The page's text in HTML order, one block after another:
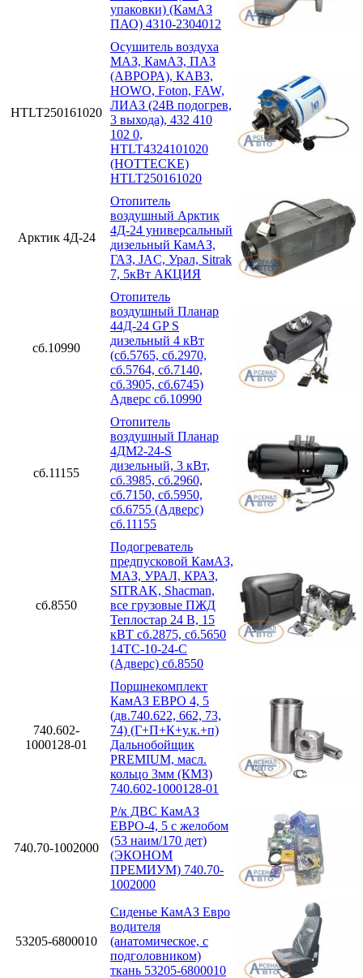
упаковки) (КамАЗ
ПАО) 4310-2304012
HTLT250161020
Осушитель воздуха
МАЗ, КамАЗ, ПАЗ
(АВРОРА), КАВЗ,
HOWO, Foton, FAW,
ЛИАЗ (24В подогрев,
3 выхода), 432 410
102 0,
HTLT4324101020
(HOTTECKE)
HTLT250161020
Арктик 4Д-24
Отопитель
воздушный Арктик
4Д-24 универсальный
дизельный КамАЗ,
ГАЗ, JAC, Урал, Sitrak
7, 5кВт АКЦИЯ
сб.10990
Отопитель
воздушный Планар
44Д-24 GP S
дизельный 4 кВт
(сб.5765, сб.2970,
сб.5764, сб.7140,
сб.3905, сб.6745)
Адверс сб.10990
сб.11155
Отопитель
воздушный Планар
4ДМ2-24-S
дизельный, 3 кВт,
сб.3985, сб.2960,
сб.7150, сб.5950,
сб.6755 (Адверс)
сб.11155
сб.8550
Подогреватель
предпусковой КамАЗ,
МАЗ, УРАЛ, КРАЗ,
SITRAK, Shacman,
все грузовые ПЖД
Теплостар 24 В, 15
кВТ сб.2875, сб.5650
14ТС-10-24-С
(Адверс) сб.8550
740.602-
1000128-01
Поршнекомплект
КамАЗ ЕВРО 4, 5
(дв.740.622, 662, 73,
74) (Г+П+К+у.к.+п)
Дальнобойщик
PREMIUM, масл.
кольцо 3мм (КМЗ)
740.602-1000128-01
740.70-1002000
Р/к ДВС КамАЗ
ЕВРО-4, 5 с желобом
(53 наим/170 дет)
(ЭКОНОМ
ПРЕМИУМ) 740.70-
1002000
53205-6800010
Сиденье КамАЗ Евро
водителя
(анатомическое, с
подголовником)
ткань 53205-6800010